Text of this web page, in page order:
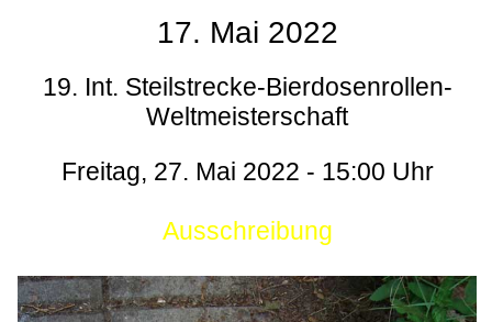
17. Mai 2022
19. Int. Steilstrecke-Bierdosenrollen-
Weltmeisterschaft
Freitag, 27. Mai 2022 - 15:00 Uhr
Ausschreibung